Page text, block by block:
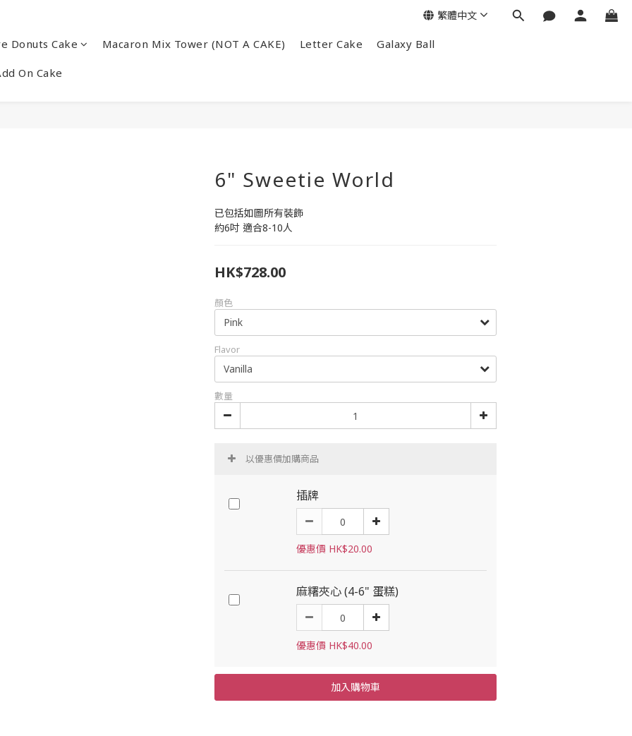
Donuts Cake Macaron Mix Tower (NOT A CAKE) Letter Cake Galaxy Ball
On Cake
繁體中文
6" Sweetie World
已包括如圖所有裝飾
約6吋 適合8-10人
HK$728.00
顏色
Flavor
數量
以優惠價加購商品
插牌
優惠價 HK$20.00
麻糬夾心 (4-6" 蛋糕)
優惠價 HK$40.00
加入購物車